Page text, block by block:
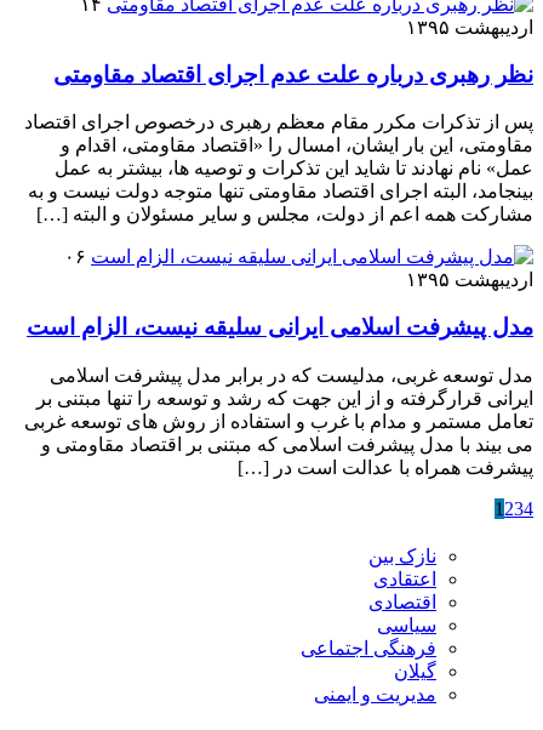
اردیبهشت ۱۳۹۵
نظر رهبری درباره علت عدم اجرای اقتصاد مقاومتی
پس از تذکرات مکرر مقام معظم رهبری درخصوص اجرای اقتصاد
مقاومتی، این بار ایشان، امسال را «اقتصاد مقاومتی، اقدام و
عمل» نام نهادند تا شاید این تذکرات و توصیه ها، بیشتر به عمل
بینجامد، البته اجرای اقتصاد مقاومتی تنها متوجه دولت نیست و به
مشارکت همه اعم از دولت، مجلس و سایر مسئولان و البته […]
۰۶
اردیبهشت ۱۳۹۵
مدل پیشرفت اسلامی ایرانی سلیقه نیست، الزام است
مدل توسعه غربی، مدلیست که در برابر مدل پیشرفت اسلامی
ایرانی قرارگرفته و از این جهت که رشد و توسعه را تنها مبتنی بر
تعامل مستمر و مدام با غرب و استفاده از روش های توسعه غربی
می بیند با مدل پیشرفت اسلامی که مبتنی بر اقتصاد مقاومتی و
پیشرفت همراه با عدالت است در […]
1 234
نازک بین
اعتقادی
اقتصادی
سیاسی
فرهنگی اجتماعی
گیلان
مدیریت و ایمنی